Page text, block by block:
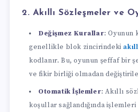
2. Akıllı Sözleşmeler ve
Değişmez Kurallar: Oyunun
genellikle blok zincirindeki
kodlanır. Bu, oyunun şeffaf bir
ve fikir birliği olmadan
Otomatik İşlemler: Akıllı
koşullar sağlandığında